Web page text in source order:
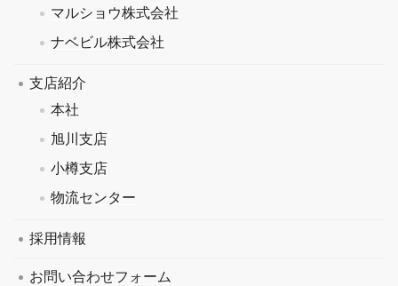
マルショウ株式会社
ナベビル株式会社
支店紹介
本社
旭川支店
小樽支店
物流センター
採用情報
お問い合わせフォーム